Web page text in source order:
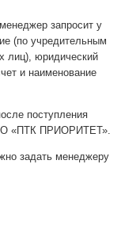
запросит у
(по учредительным
лиц), юридический
и наименование
поступления
«ПТК ПРИОРИТЕТ».
задать менеджеру